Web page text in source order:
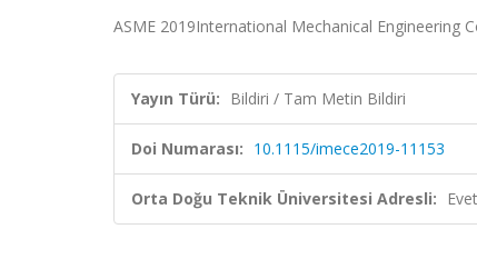
ASME 2019International Mechanical Engineering
Yayın Türü: Bildiri / Tam Metin Bildiri
Doi Numarası: 10.1115/imece2019-11153
Orta Doğu Teknik Üniversitesi Adresli: Evet